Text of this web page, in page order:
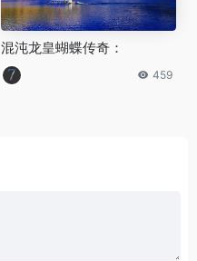
混沌龙皇蝴蝶传奇：
459